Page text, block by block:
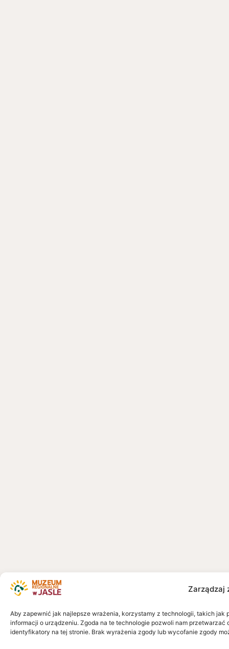
Zarządzaj
Aby zapewnić jak najlepsze wrażenia, korzystamy z technologii, takich
informacji o urządzeniu. Zgoda na te technologie pozwoli nam
identyfikatory na tej stronie. Brak wyrażenia zgody lub wycofanie zgody